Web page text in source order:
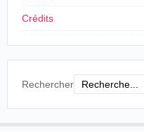
Crédits
Rechercher